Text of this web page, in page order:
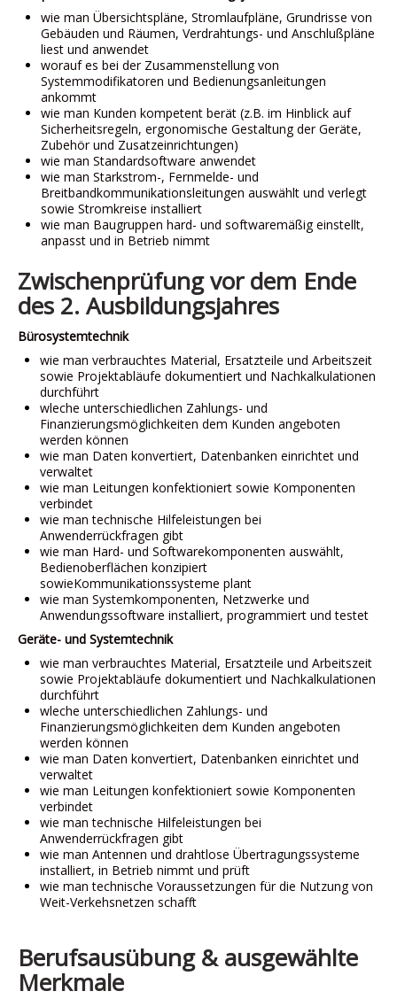
wie man Übersichtspläne, Stromlaufpläne, Grundrisse von
Gebäuden und Räumen, Verdrahtungs- und Anschlußpläne
liest und anwendet
worauf es bei der Zusammenstellung von
Systemmodifikatoren und Bedienungsanleitungen
ankommt
wie man Kunden kompetent berät (z.B. im Hinblick auf
Sicherheitsregeln, ergonomische Gestaltung der Geräte,
Zubehör und Zusatzeinrichtungen)
wie man Standardsoftware anwendet
wie man Starkstrom-, Fernmelde- und
Breitbandkommunikationsleitungen auswählt und verlegt
sowie Stromkreise installiert
wie man Baugruppen hard- und softwaremäßig einstellt,
anpasst und in Betrieb nimmt
Zwischenprüfung vor dem Ende
des 2. Ausbildungsjahres
Bürosystemtechnik
wie man verbrauchtes Material, Ersatzteile und Arbeitszeit
sowie Projektabläufe dokumentiert und Nachkalkulationen
durchführt
wleche unterschiedlichen Zahlungs- und
Finanzierungsmöglichkeiten dem Kunden angeboten
werden können
wie man Daten konvertiert, Datenbanken einrichtet und
verwaltet
wie man Leitungen konfektioniert sowie Komponenten
verbindet
wie man technische Hilfeleistungen bei
Anwenderrückfragen gibt
wie man Hard- und Softwarekomponenten auswählt,
Bedienoberflächen konzipiert
sowieKommunikationssysteme plant
wie man Systemkomponenten, Netzwerke und
Anwendungssoftware installiert, programmiert und testet
Geräte- und Systemtechnik
wie man verbrauchtes Material, Ersatzteile und Arbeitszeit
sowie Projektabläufe dokumentiert und Nachkalkulationen
durchführt
wleche unterschiedlichen Zahlungs- und
Finanzierungsmöglichkeiten dem Kunden angeboten
werden können
wie man Daten konvertiert, Datenbanken einrichtet und
verwaltet
wie man Leitungen konfektioniert sowie Komponenten
verbindet
wie man technische Hilfeleistungen bei
Anwenderrückfragen gibt
wie man Antennen und drahtlose Übertragungssysteme
installiert, in Betrieb nimmt und prüft
wie man technische Voraussetzungen für die Nutzung von
Weit-Verkehsnetzen schafft
Berufsausübung & ausgewählte
Merkmale